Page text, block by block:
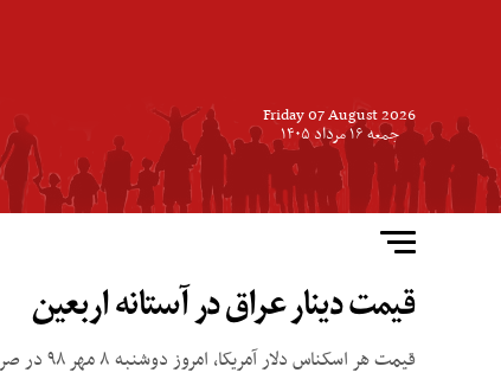
Friday 07 August 2026
جمعه ۱۶ مرداد ۱۴۰۵
قیمت دینار عراق در آستانه اربعین
قیمت هر اسکناس دلار آمریکا، امروز دوشنبه ۸ مهر ۹۸ در صرافی‌های بانکی، برای خرید ۱۱۴۰۰ تومان و برای فروش ۱۱۵۰۰ تومان است.